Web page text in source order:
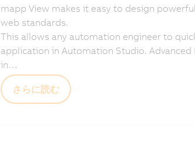
mapp View makes it easy to design
web standards.
This allows any automation engineer to
application in Automation Studio.
in…
さらに読む